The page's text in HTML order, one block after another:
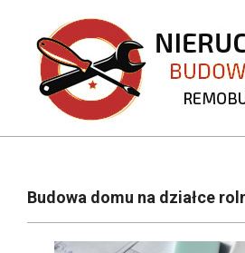
content
NavigationBudowa domu na działce